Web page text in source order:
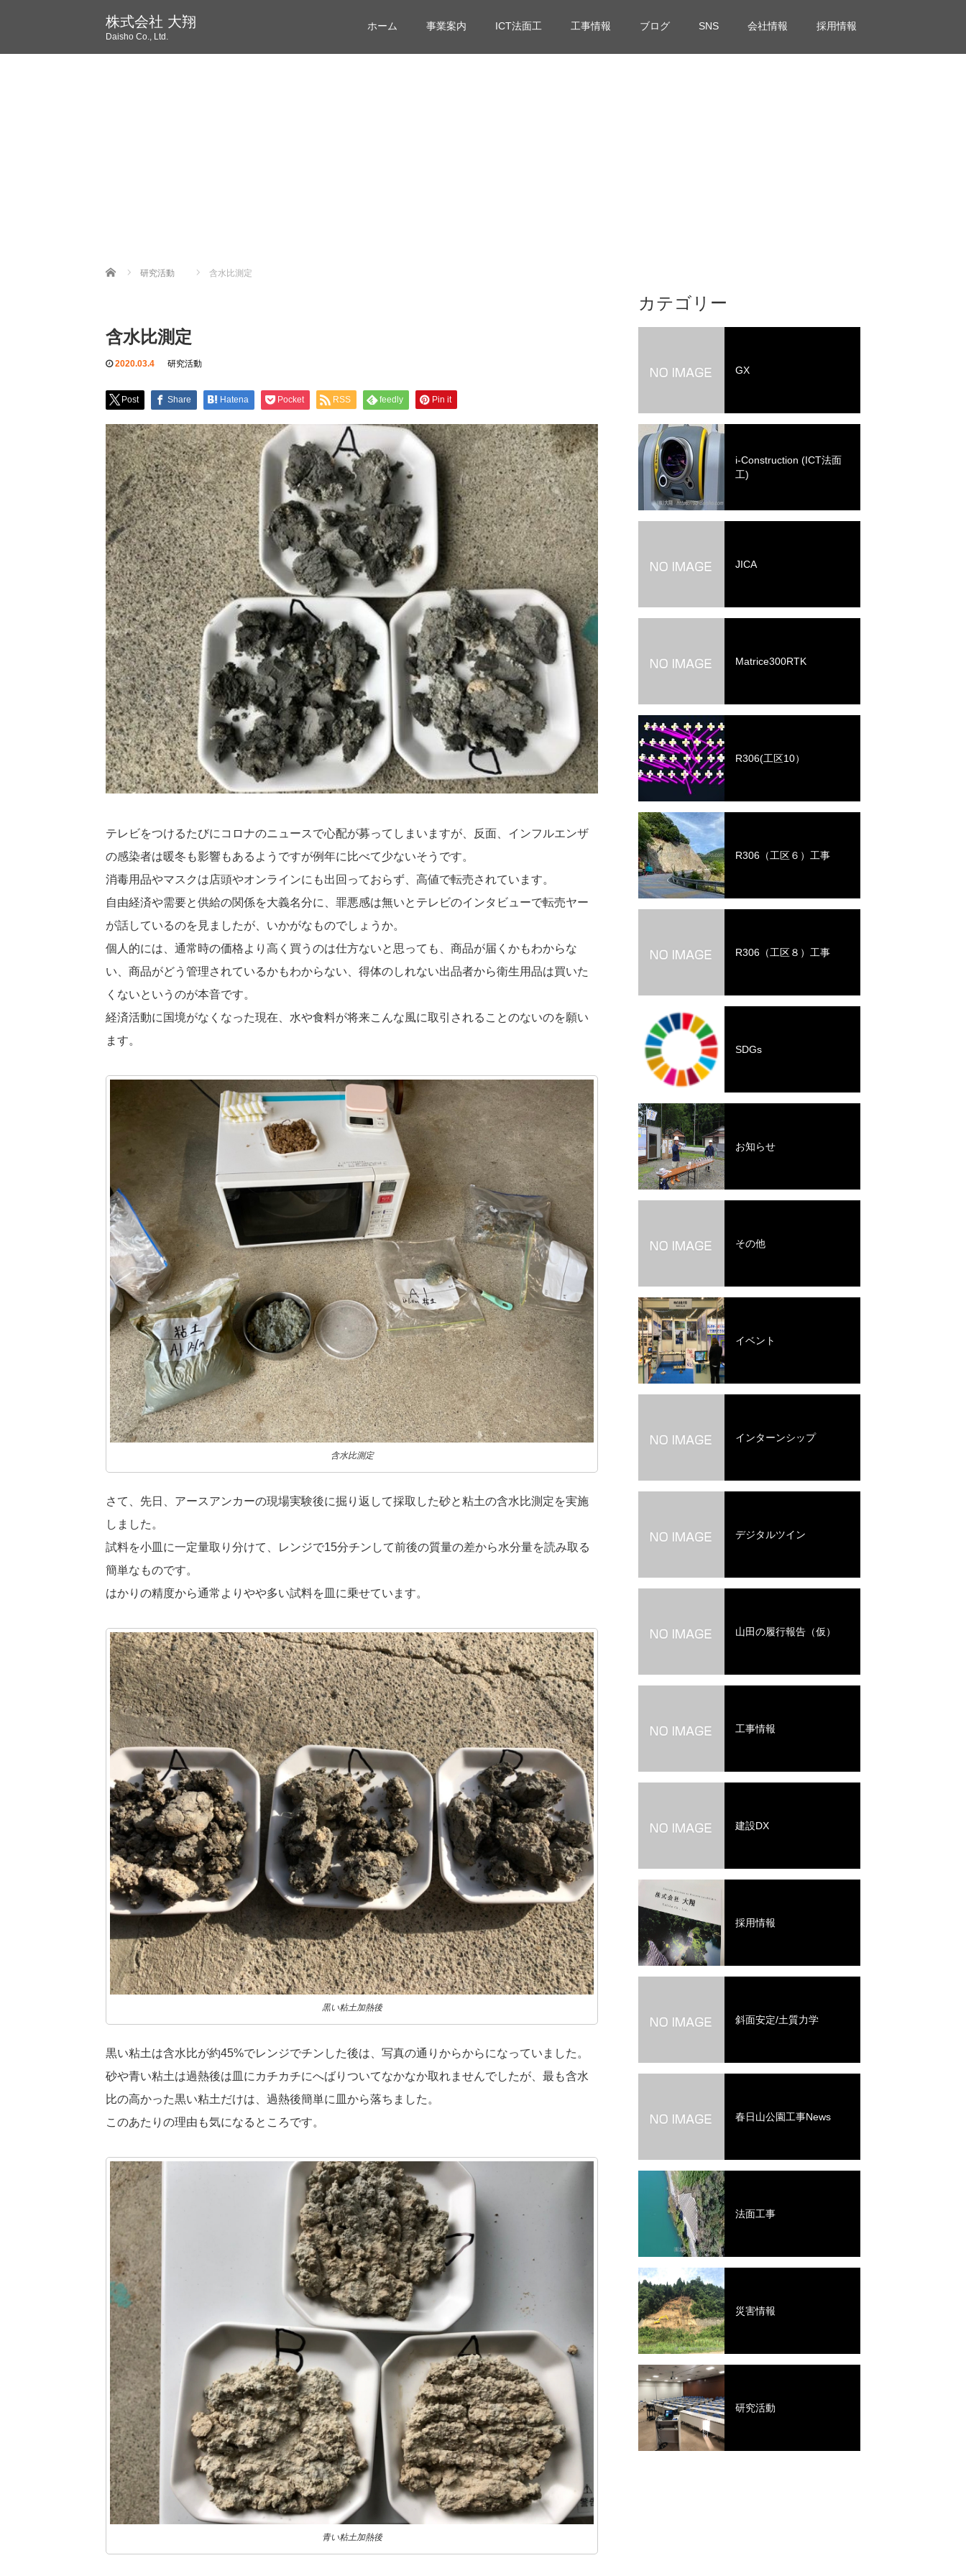
株式会社 大翔
Daisho Co., Ltd.
ホーム 事業案内 ICT法面工 工事情報 ブログ SNS 会社情報 採用情報
Home 研究活動 含水比測定
含水比測定
2020.03.4 研究活動
Post Share Hatena Pocket RSS feedly Pin it
テレビをつけるたびにコロナのニュースで心配が募ってしまいますが、反面、インフルエンザ
の感染者は暖冬も影響もあるようですが例年に比べて少ないそうです。
消毒用品やマスクは店頭やオンラインにも出回っておらず、高値で転売されています。
自由経済や需要と供給の関係を大義名分に、罪悪感は無いとテレビのインタビューで転売ヤー
が話しているのを見ましたが、いかがなものでしょうか。
個人的には、通常時の価格より高く買うのは仕方ないと思っても、商品が届くかもわからな
い、商品がどう管理されているかもわからない、得体のしれない出品者から衛生用品は買いた
くないというのが本音です。
経済活動に国境がなくなった現在、水や食料が将来こんな風に取引されることのないのを願い
ます。
含水比測定
さて、先日、アースアンカーの現場実験後に掘り返して採取した砂と粘土の含水比測定を実施
しました。
試料を小皿に一定量取り分けて、レンジで15分チンして前後の質量の差から水分量を読み取る
簡単なものです。
はかりの精度から通常よりやや多い試料を皿に乗せています。
黒い粘土加熱後
黒い粘土は含水比が約45%でレンジでチンした後は、写真の通りからからになっていました。
砂や青い粘土は過熱後は皿にカチカチにへばりついてなかなか取れませんでしたが、最も含水
比の高かった黒い粘土だけは、過熱後簡単に皿から落ちました。
このあたりの理由も気になるところです。
青い粘土加熱後
カテゴリー
GX
i-Construction (ICT法面
工)
JICA
Matrice300RTK
R306(工区10）
R306（工区６）工事
R306（工区８）工事
SDGs
お知らせ
その他
イベント
インターンシップ
デジタルツイン
山田の履行報告（仮）
工事情報
建設DX
採用情報
斜面安定/土質力学
春日山公園工事News
法面工事
災害情報
研究活動